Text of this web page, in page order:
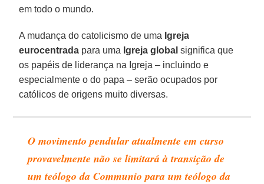
em todo o mundo.
A mudança do catolicismo de uma Igreja
eurocentrada para uma Igreja global significa que
os papéis de liderança na Igreja – incluindo e
especialmente o do papa – serão ocupados por
católicos de origens muito diversas.
O movimento pendular atualmente em curso
provavelmente não se limitará à transição de
um teólogo da Communio para um teólogo da